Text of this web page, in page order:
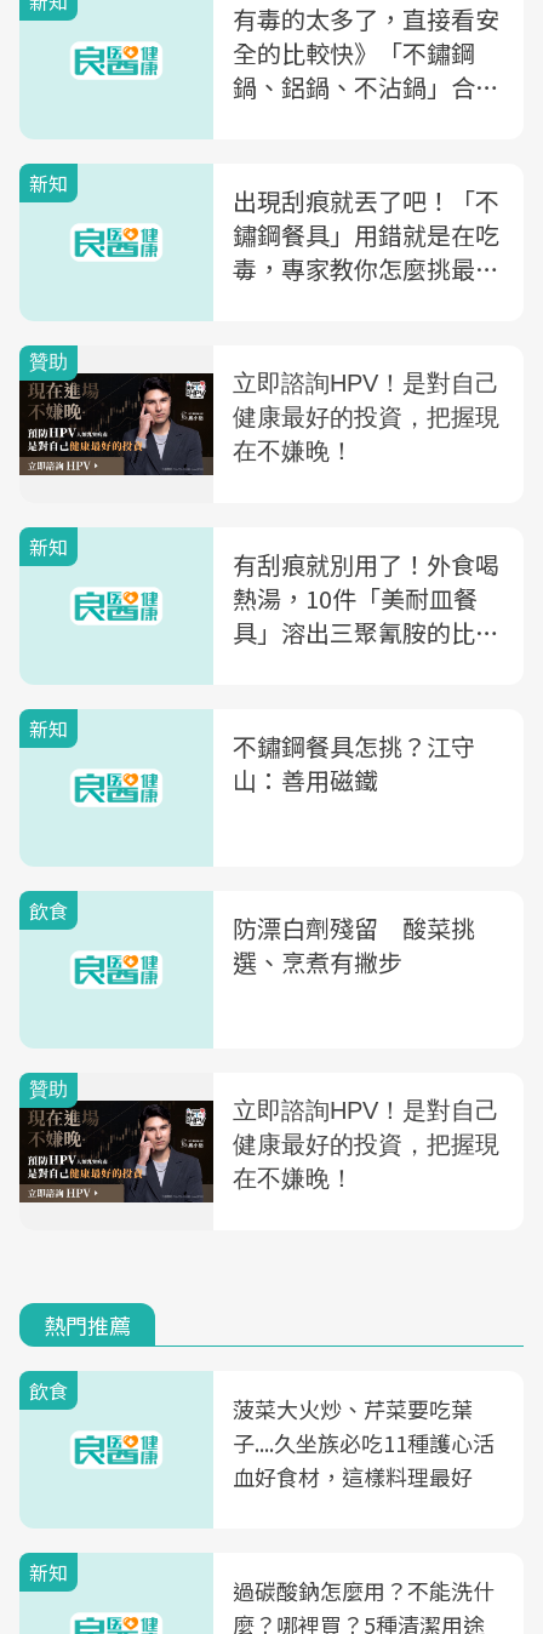
有毒的太多了，直接看安
全的比較快》「不鏽鋼
鍋、鋁鍋、不沾鍋」合格
新知
出現刮痕就丟了吧！「不
鏽鋼餐具」用錯就是在吃
毒，專家教你怎麼挑最安
新知
有刮痕就別用了！外食喝
熱湯，10件「美耐皿餐
具」溶出三聚氰胺的比例
新知
不鏽鋼餐具怎挑？江守
山：善用磁鐵
飲食
防漂白劑殘留 酸菜挑
選、烹煮有撇步
熱門推薦
飲食
菠菜大火炒、芹菜要吃葉
子....久坐族必吃11種護心活
血好食材，這樣料理最好
新知
過碳酸鈉怎麼用？不能洗什
麼？哪裡買？5種清潔用途